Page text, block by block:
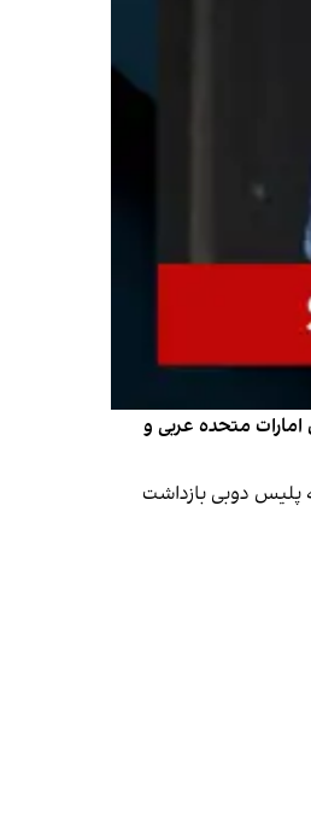
متحده عربی و
گروه جنایتکار سازمان‌یافته کیناهان است، روز پنج‌شنبه ۱۰ اکتبر به وسیله پلیس دوبی بازداشت